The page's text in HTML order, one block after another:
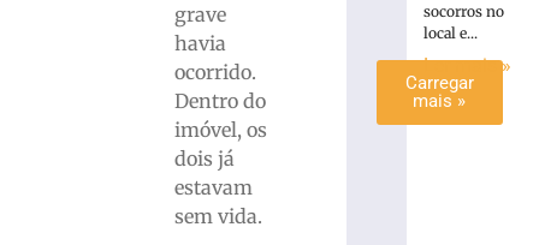
grave
havia
ocorrido.
Dentro do
imóvel, os
dois já
estavam
sem vida.
Carregar
mais »
socorros no
local e...
Ler mais »